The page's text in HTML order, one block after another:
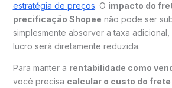
estratégia de preços. O impacto do
precificação Shopee não pode ser
simplesmente absorver a taxa adicional,
lucro será diretamente reduzida.
Para manter a rentabilidade como
você precisa calcular o custo do